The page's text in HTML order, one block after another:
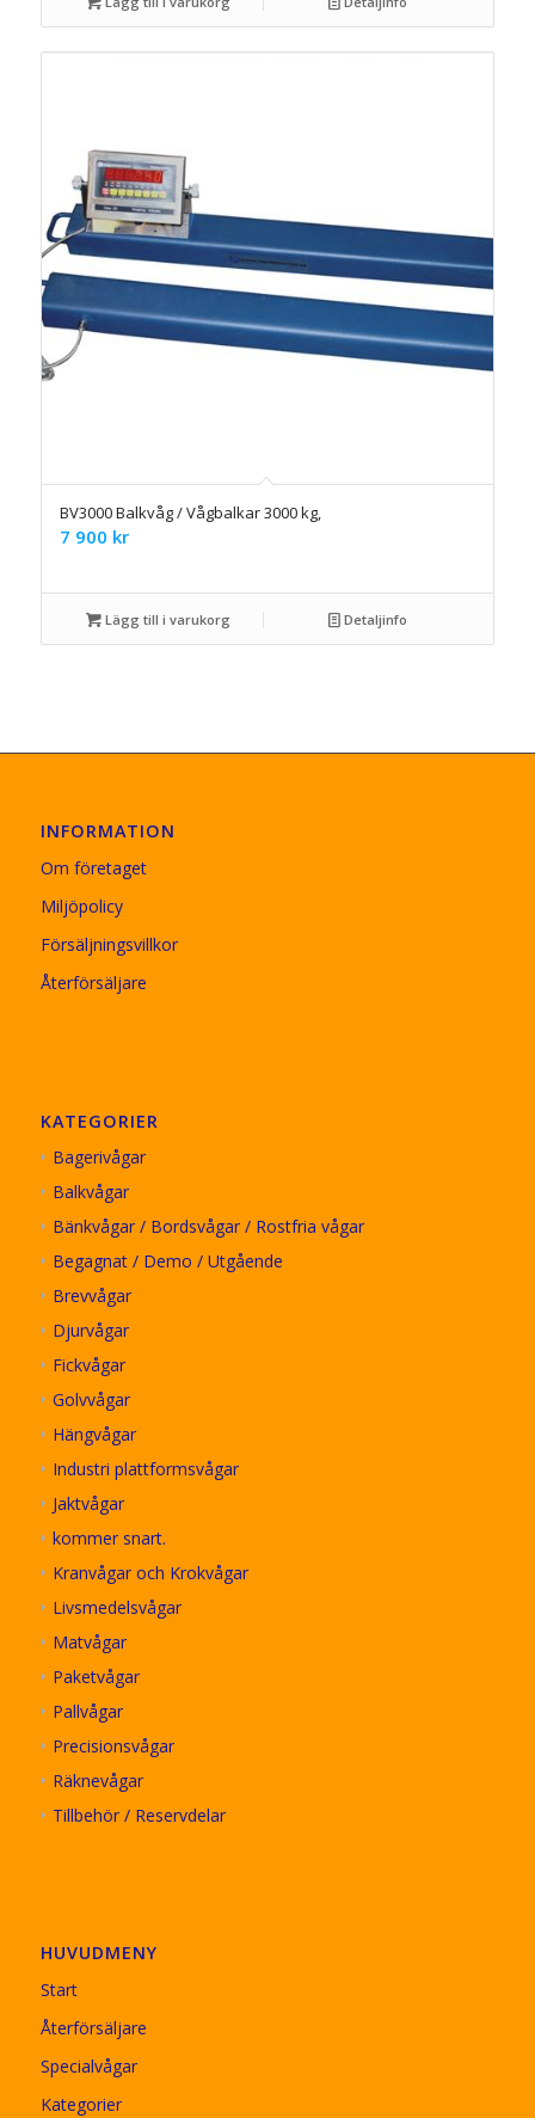
BV3000 Balkvåg / Vågbalkar 3000 kg,
7 900 kr
Lägg till i varukorg Detaljinfo
INFORMATION
Om företaget
Miljöpolicy
Försäljningsvillkor
Återförsäljare
KATEGORIER
Bagerivågar
Balkvågar
Bänkvågar / Bordsvågar / Rostfria vågar
Begagnat / Demo / Utgående
Brevvågar
Djurvågar
Fickvågar
Golvvågar
Hängvågar
Industri plattformsvågar
Jaktvågar
kommer snart.
Kranvågar och Krokvågar
Livsmedelsvågar
Matvågar
Paketvågar
Pallvågar
Precisionsvågar
Räknevågar
Tillbehör / Reservdelar
HUVUDMENY
Start
Återförsäljare
Specialvågar
Kategorier